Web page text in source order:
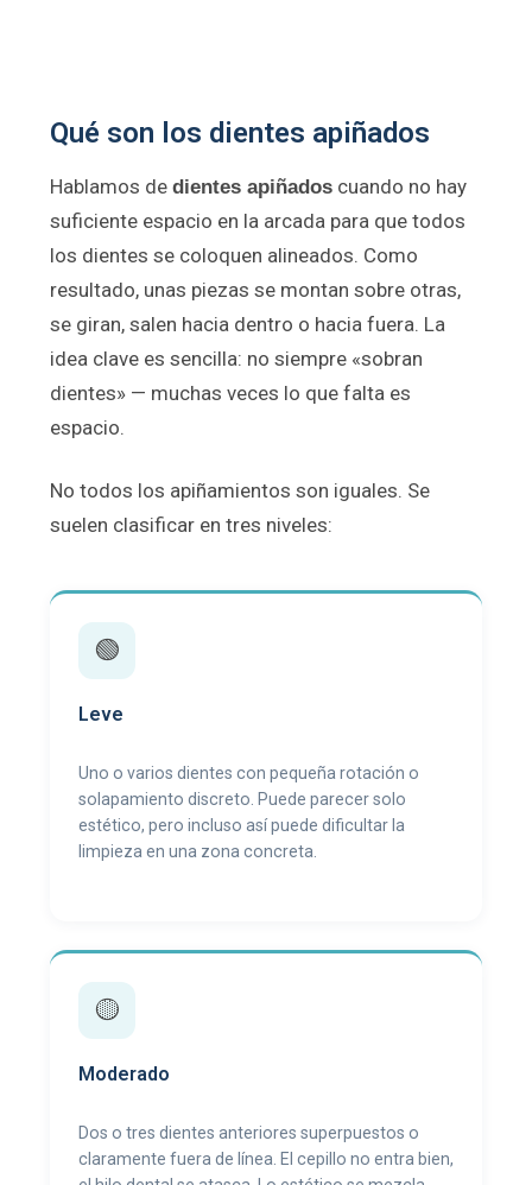
Qué son los dientes apiñados
Hablamos de dientes apiñados cuando no hay
suficiente espacio en la arcada para que todos
los dientes se coloquen alineados. Como
resultado, unas piezas se montan sobre otras,
se giran, salen hacia dentro o hacia fuera. La
idea clave es sencilla: no siempre «sobran
dientes» — muchas veces lo que falta es
espacio.
No todos los apiñamientos son iguales. Se
suelen clasificar en tres niveles:
🟢
Leve
Uno o varios dientes con pequeña rotación o
solapamiento discreto. Puede parecer solo
estético, pero incluso así puede dificultar la
limpieza en una zona concreta.
🟡
Moderado
Dos o tres dientes anteriores superpuestos o
claramente fuera de línea. El cepillo no entra bien,